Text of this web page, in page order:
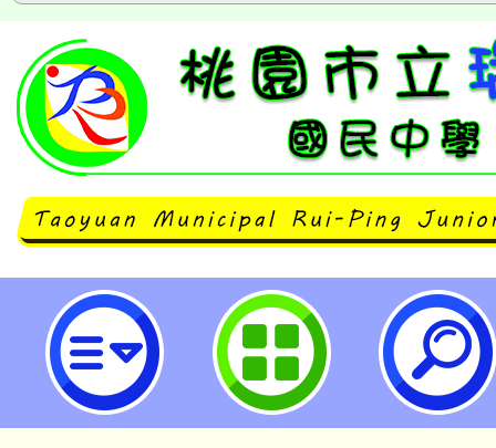
石門國中HiTeach課程體驗、功能
及功能使用策略-桃園市立瑞坪國民